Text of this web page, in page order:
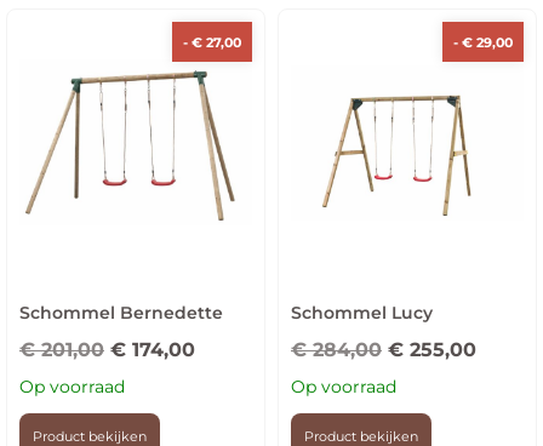
-€ 27,00
Schommel Bernedette
€201,00 € 174,00
Op voorraad
Product bekijken
-€ 29,00
Schommel Lucy
€284,00 € 255,00
Op voorraad
Product bekijken